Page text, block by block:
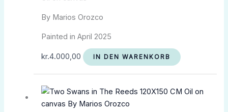
By Marios Orozco
Painted in April 2025
kr.4.000,00 IN DEN WARENKORB